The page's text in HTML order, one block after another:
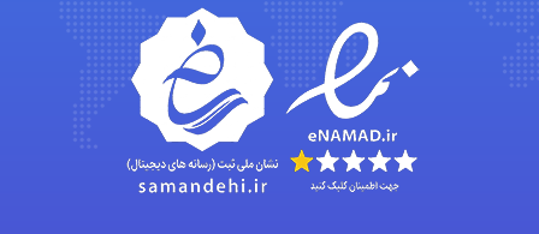
Jafar Tym
aghajari vahid